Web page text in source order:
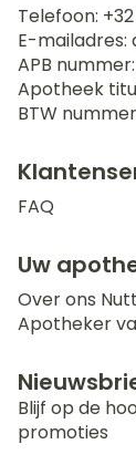
Telefoon:
E-mailadres:
APB nummer:
Apotheek
BTW
FAQ
Uw
Over ons
Apotheker
Blijf op de
promoties